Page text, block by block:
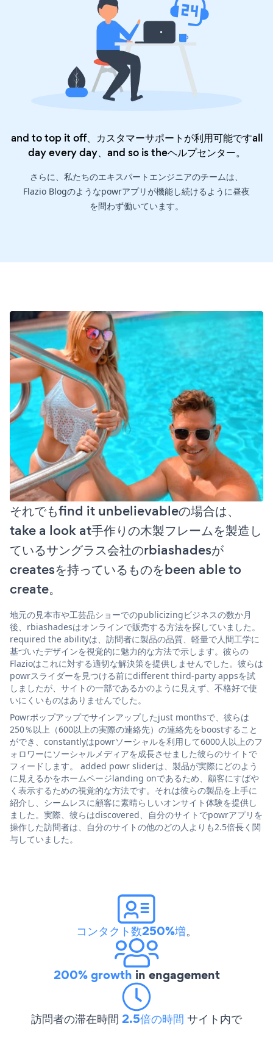
and to top it off、カスタマーサポートが利用可能ですall
day every day、and so is theヘルプセンター。
さらに、私たちのエキスパートエンジニアのチームは、
Flazio Blogのようなpowrアプリが機能し続けるように昼夜
を問わず働いています。
それでもfind it unbelievableの場合は、
take a look at手作りの木製フレームを製造し
ているサングラス会社のrbiashadesが
createsを持っているものをbeen able to
create。
地元の見本市や工芸品ショーでのpublicizingビジネスの数か月
後、rbiashadesはオンラインで販売する方法を探していました。
required the abilityは、訪問者に製品の品質、軽量で人間工学に
基づいたデザインを視覚的に魅力的な方法で示します。彼らの
Flazioはこれに対する適切な解決策を提供しませんでした。彼らは
powrスライダーを見つける前にdifferent third-party appsを試
しましたが、サイトの一部であるかのように見えず、不格好で使
いにくいものはありませんでした。
Powrポップアップでサインアップしたjust monthsで、彼らは
250％以上（600以上の実際の連絡先）の連絡先をboostすること
ができ、constantlyはpowrソーシャルを利用して6000人以上のフ
ォロワーにソーシャルメディアを成長させました彼らのサイトで
フィードします。 added powr sliderは、製品が実際にどのよう
に見えるかをホームページlanding onであるため、顧客にすばや
く表示するための視覚的な方法です。それは彼らの製品を上手に
紹介し、シームレスに顧客に素晴らしいオンサイト体験を提供し
ました。実際、彼らはdiscovered、自分のサイトでpowrアプリを
操作した訪問者は、自分のサイトの他のどの人よりも2.5倍長く関
与していました。
コンタクト数250%増。
200% growth in engagement
訪問者の滞在時間 2.5倍の時間 サイト内で